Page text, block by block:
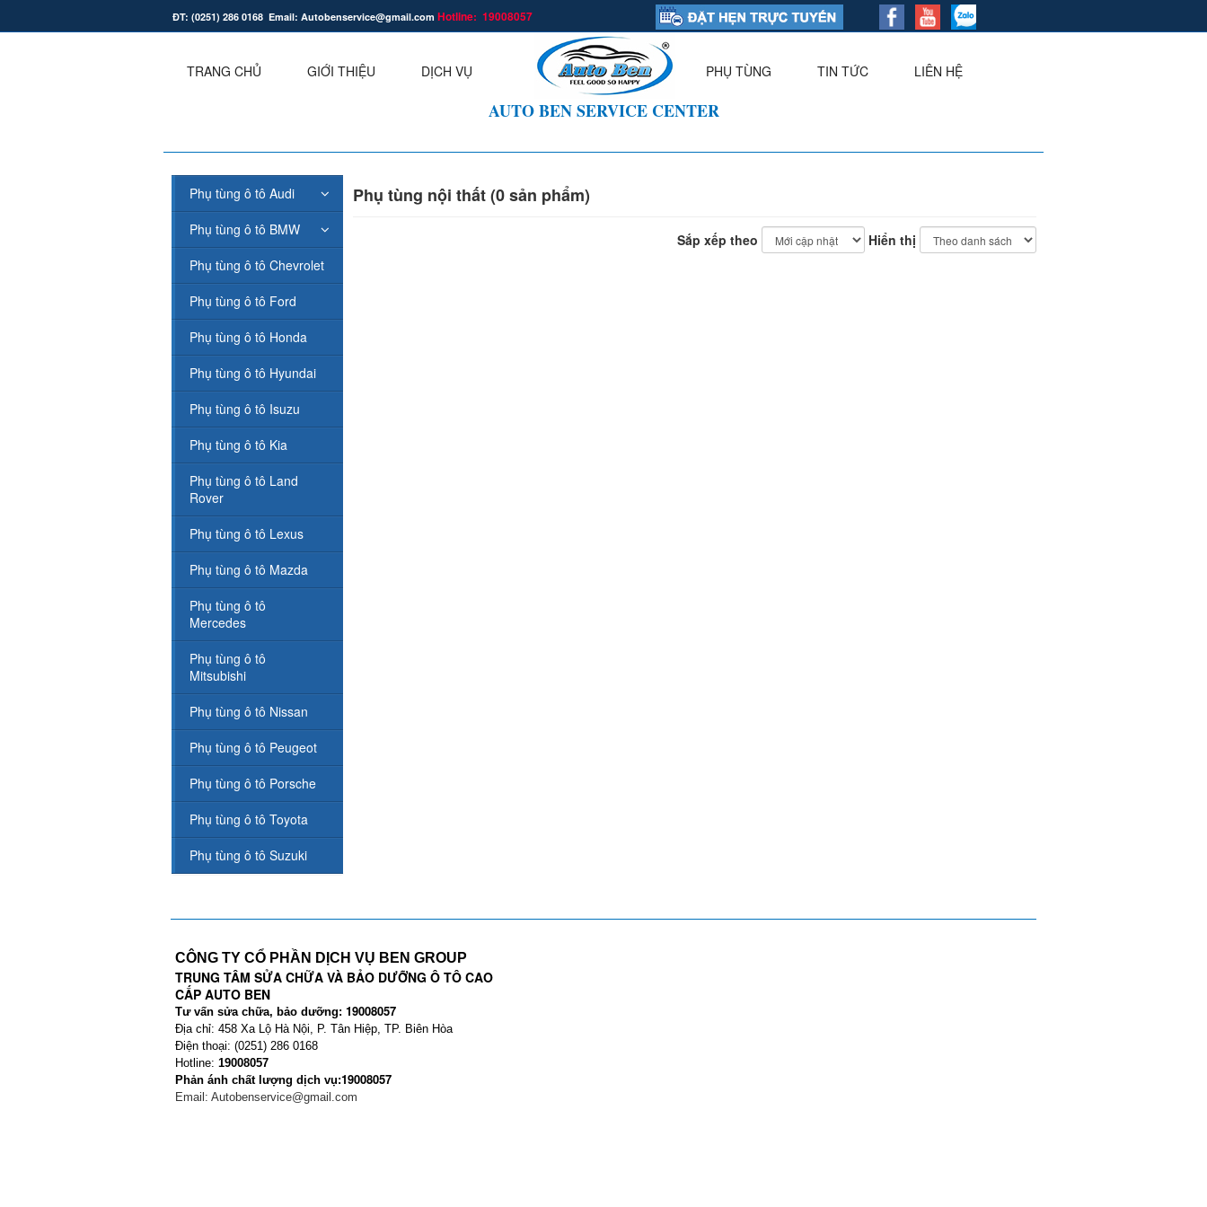
ĐT: (0251) 286 0168 Email: Autobenservice@gmail.com Hotline: 19008057
TRANG CHỦ
GIỚI THIỆU DỊCH VỤ
PHỤ TÙNG
TIN TỨC LIÊN HỆ
AUTO BEN SERVICE CENTER
Phụ tùng nội thất (0 sản phẩm)
Sắp xếp theo Hiển thị
Phụ tùng ô tô Audi
Phụ tùng ô tô BMW
Phụ tùng ô tô Chevrolet
Phụ tùng ô tô Ford
Phụ tùng ô tô Honda
Phụ tùng ô tô Hyundai
Phụ tùng ô tô Isuzu
Phụ tùng ô tô Kia
Phụ tùng ô tô Land
Rover
Phụ tùng ô tô Lexus
Phụ tùng ô tô Mazda
Phụ tùng ô tô
Mercedes
Phụ tùng ô tô
Mitsubishi
Phụ tùng ô tô Nissan
Phụ tùng ô tô Peugeot
Phụ tùng ô tô Porsche
Phụ tùng ô tô Toyota
Phụ tùng ô tô Suzuki
CÔNG TY CỔ PHẦN DỊCH VỤ BEN GROUP
TRUNG TÂM SỬA CHỮA VÀ BẢO DƯỠNG Ô TÔ CAO
CẤP AUTO BEN
Tư vấn sửa chữa, bảo dưỡng: 19008057
Địa chỉ: 458 Xa Lộ Hà Nội, P. Tân Hiệp, TP. Biên Hòa
Điện thoại: (0251) 286 0168
Hotline: 19008057
Phản ánh chất lượng dịch vụ:19008057
Email: Autobenservice@gmail.com